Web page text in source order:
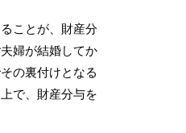
ことが、財産分
婦が結婚してか
の裏付けとなる
で、財産分与を